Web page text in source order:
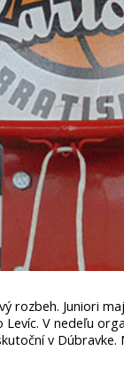
rozbeh. Juniori
V nedeľu
v Dúbravke.